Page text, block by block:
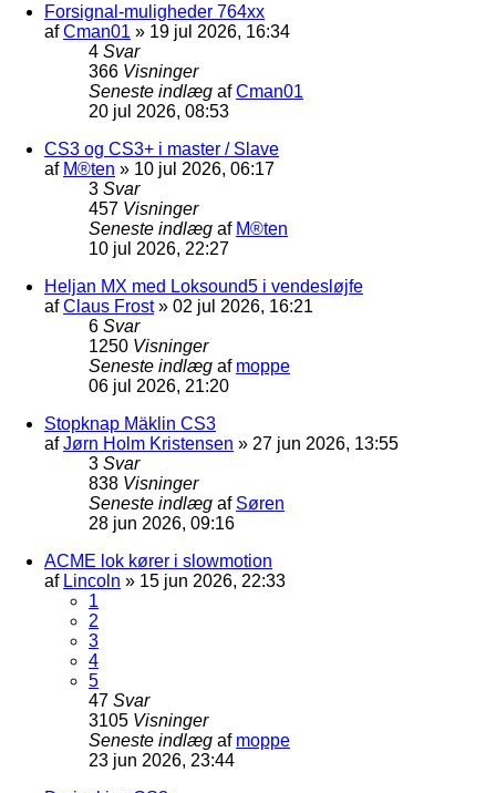
Forsignal-muligheder 764xx
afCman01 » 19 jul 2026, 16:34
4 Svar
366 Visninger
Seneste indlæg afCman01
20 jul 2026, 08:53
CS3 og CS3+ i master / Slave
af M®ten » 10 jul 2026, 06:17
3 Svar
457 Visninger
Seneste indlæg af M®ten
10 jul 2026, 22:27
Heljan MX med Loksound5 i vendesløjfe
afClaus Frost» 02 jul 2026, 16:21
6 Svar
1250 Visninger
Seneste indlæg af moppe
06 jul 2026, 21:20
Stopknap Mäklin CS3
afJørn Holm Kristensen » 27 jun 2026, 13:55
3 Svar
838 Visninger
Seneste indlæg af Søren
28 jun 2026, 09:16
ACME lok kører i slowmotion
af Lincoln » 15 jun 2026, 22:33
1
2
3
4
5
47 Svar
3105 Visninger
Seneste indlæg af moppe
23 jun 2026, 23:44